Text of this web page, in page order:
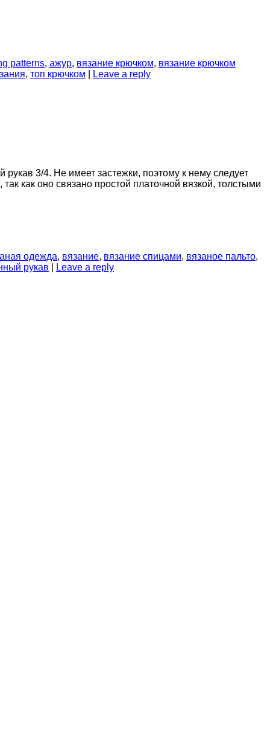
patterns, ажур, вязание крючком, вязание крючком
, топ крючком
Leave a reply
3/4. Не имеет застежки, поэтому к нему следует
как оно связано простой платочной вязкой, толстыми
одежда, вязание, вязание спицами, вязаное пальто,
рукав
Leave a reply